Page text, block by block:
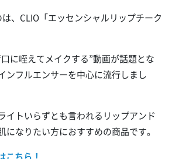
、CLIO「エッセンシャルリップチーク
に咥えてメイクする”動画が話題とな
ンフルエンサーを中心に流行しまし
イトいらずとも言われるリップアンド
になりたい方におすすめの商品です。